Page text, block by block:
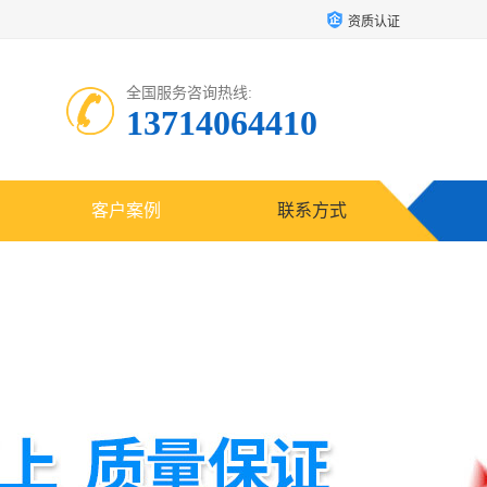
资质认证
全国服务咨询热线:
13714064410
客户案例 联系方式